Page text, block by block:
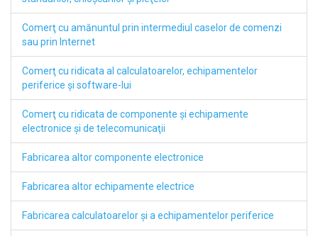
Comerţ cu amănuntul prin intermediul caselor de comenzi
sau prin Internet
Comerţ cu ridicata al calculatoarelor, echipamentelor
periferice şi software-lui
Comerţ cu ridicata de componente şi echipamente
electronice şi de telecomunicaţii
Fabricarea altor componente electronice
Fabricarea altor echipamente electrice
Fabricarea calculatoarelor şi a echipamentelor periferice